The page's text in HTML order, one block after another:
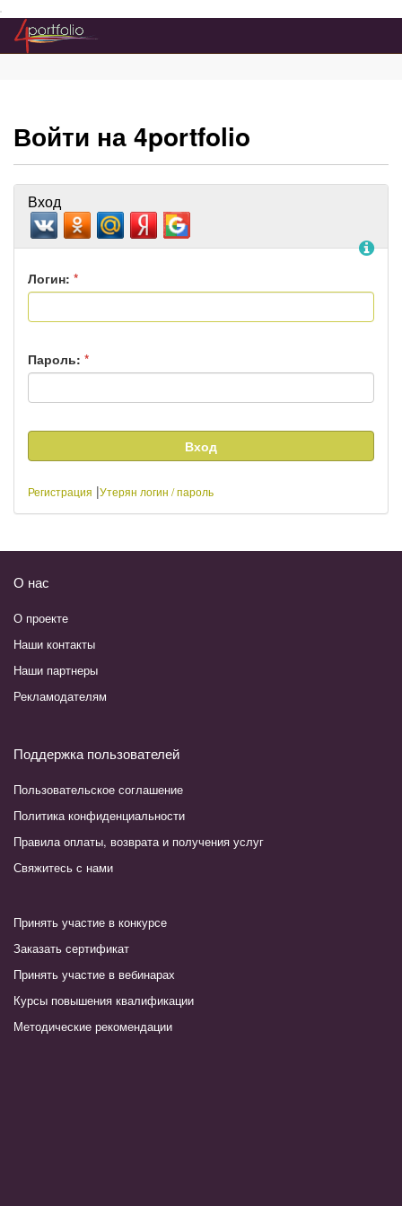
Преейти на главное меню
Войти на 4portfolio
Вход
Логин: *
Пароль: *
Регистрация |Утерян логин / пароль
О нас
О проекте
Наши контакты
Наши партнеры
Рекламодателям
Поддержка пользователей
Пользовательское соглашение
Политика конфиденциальности
Правила оплаты, возврата и получения услуг
Свяжитесь с нами
Принять участие в конкурсе
Заказать сертификат
Принять участие в вебинарах
Курсы повышения квалификации
Методические рекомендации